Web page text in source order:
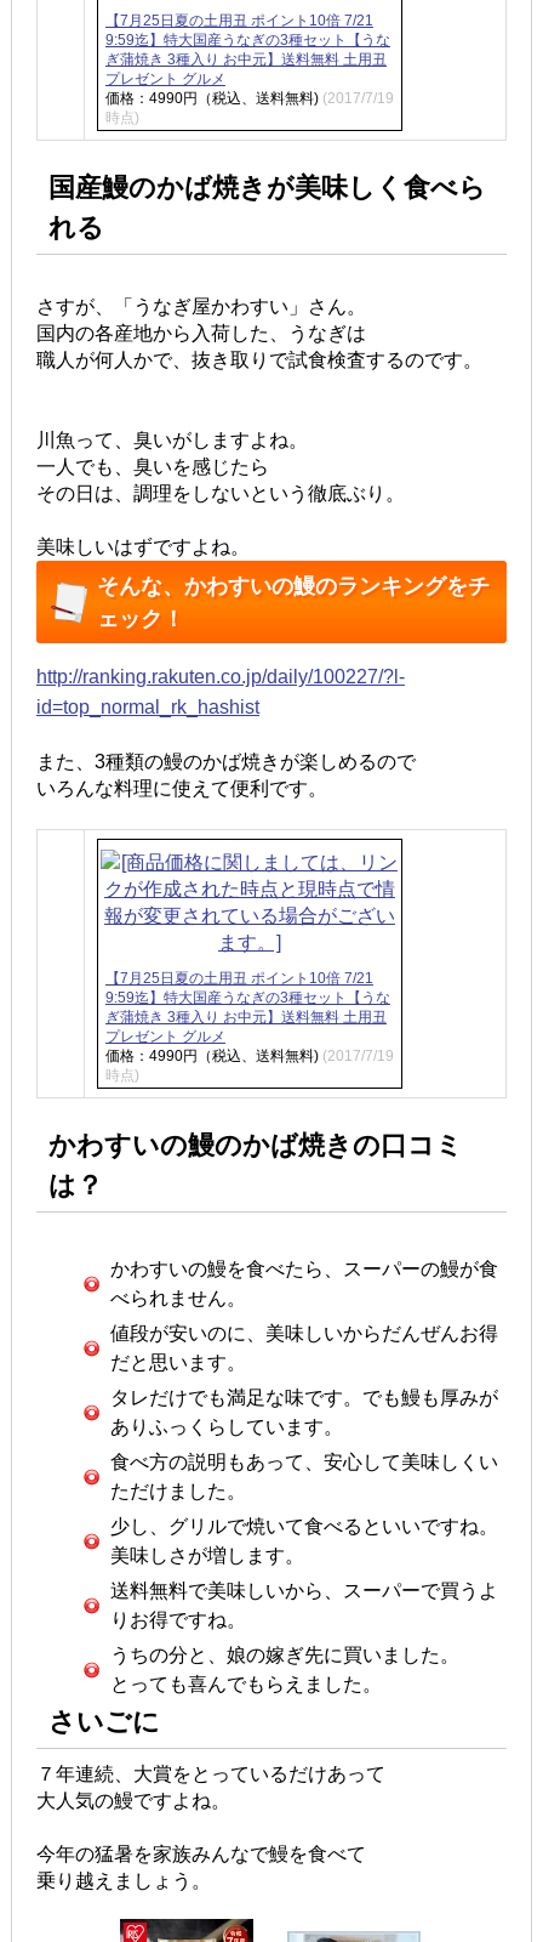
【7月25日夏の土用丑 ポイント10倍 7/21
9:59迄】特大国産うなぎの3種セット【うな
ぎ蒲焼き 3種入り お中元】送料無料 土用丑
プレゼント グルメ
価格：4990円（税込、送料無料) (2017/7/19
時点)
国産鰻のかば焼きが美味しく食べら
れる
さすが、「うなぎ屋かわすい」さん。
国内の各産地から入荷した、うなぎは
職人が何人かで、抜き取りで試食検査するのです。
川魚って、臭いがしますよね。
一人でも、臭いを感じたら
その日は、調理をしないという徹底ぶり。
美味しいはずですよね。
そんな、かわすいの鰻のランキングをチ
ェック！
http://ranking.rakuten.co.jp/daily/100227/?l-
id=top_normal_rk_hashist
また、3種類の鰻のかば焼きが楽しめるので
いろんな料理に使えて便利です。
【7月25日夏の土用丑 ポイント10倍 7/21
9:59迄】特大国産うなぎの3種セット【うな
ぎ蒲焼き 3種入り お中元】送料無料 土用丑
プレゼント グルメ
価格：4990円（税込、送料無料) (2017/7/19
時点)
かわすいの鰻のかば焼きの口コミ
は？
かわすいの鰻を食べたら、スーパーの鰻が食
べられません。
値段が安いのに、美味しいからだんぜんお得
だと思います。
タレだけでも満足な味です。でも鰻も厚みが
ありふっくらしています。
食べ方の説明もあって、安心して美味しくい
ただけました。
少し、グリルで焼いて食べるといいですね。
美味しさが増します。
送料無料で美味しいから、スーパーで買うよ
りお得ですね。
うちの分と、娘の嫁ぎ先に買いました。
とっても喜んでもらえました。
さいごに
７年連続、大賞をとっているだけあって
大人気の鰻ですよね。
今年の猛暑を家族みんなで鰻を食べて
乗り越えましょう。